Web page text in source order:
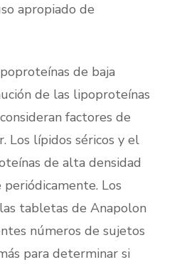
apropiado de
de baja
de las lipoproteínas
factores de
Los lípidos séricos y el
de alta densidad
Los
tabletas de Anapolon
números de sujetos
para determinar si